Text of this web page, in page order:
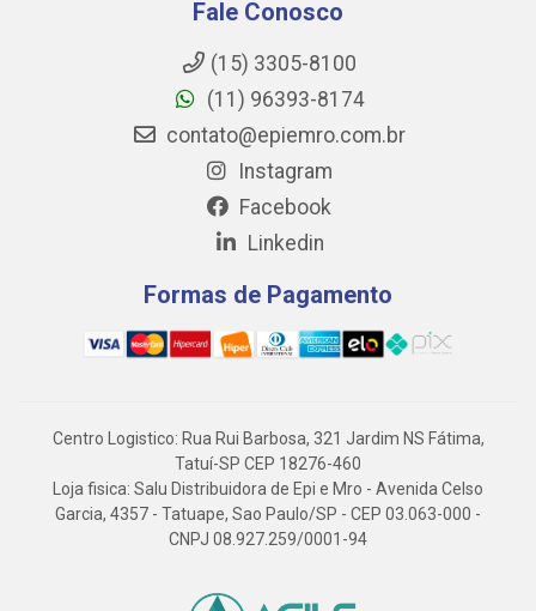
Fale Conosco
(15) 3305-8100
(11) 96393-8174
contato@epiemro.com.br
Instagram
Facebook
Linkedin
Formas de Pagamento
Centro Logistico: Rua Rui Barbosa, 321 Jardim NS Fátima,
Tatuí-SP CEP 18276-460
Loja fisica: Salu Distribuidora de Epi e Mro - Avenida Celso
Garcia, 4357 - Tatuape, Sao Paulo/SP - CEP 03.063-000 -
CNPJ 08.927.259/0001-94